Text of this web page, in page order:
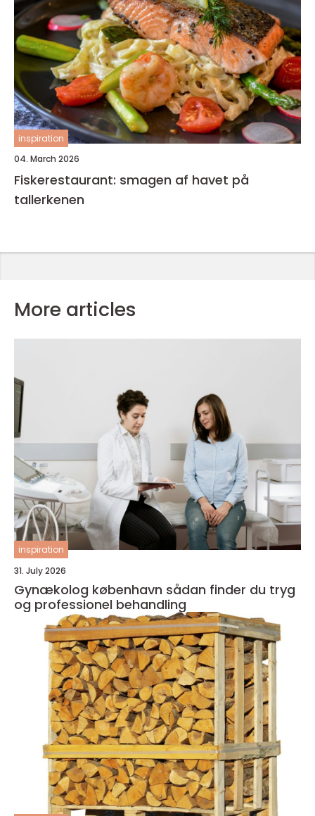
inspiration
04. March 2026
Fiskerestaurant: smagen af havet på
tallerkenen
More articles
inspiration
31. July 2026
Gynækolog københavn sådan finder du tryg
og professionel behandling